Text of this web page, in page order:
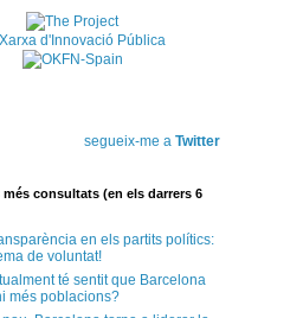
segueix-me a Twitter
més consultats (en els darrers 6
en els partits polítics:
de voluntat!
té sentit que Barcelona
més poblacions?